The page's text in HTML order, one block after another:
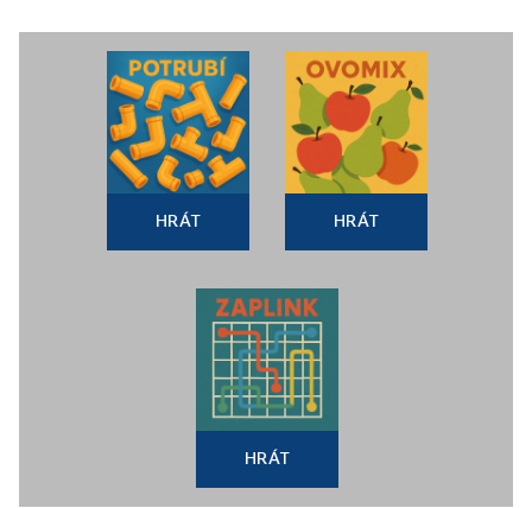
HRÁT HRÁT
HRÁT